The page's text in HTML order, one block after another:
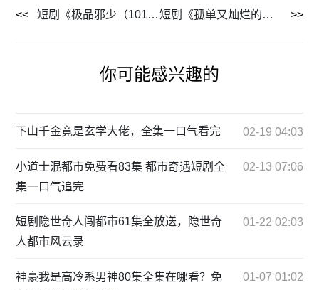
短剧《极品邪少（101集全）》免费观看 短剧《孤单又灿烂的你（67集全）》免费观看
你可能感兴趣的
下山千金竟是玄学大佬，全集一口气看完 02-19 04:03
小道士混都市免费看83集 都市奇遇短剧全
集一口气追完
02-13 07:06
短剧隐世奇人闯都市61集全放送，隐世奇
人都市风云录
01-22 02:03
神豪我是高冷系男神80集全集在哪看？免
01-07 01:02